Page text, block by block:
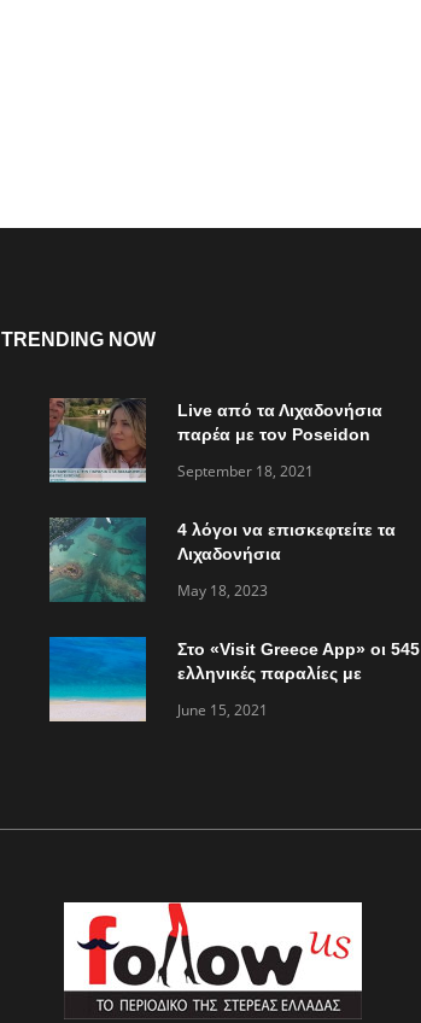
TRENDING NOW
Live από τα Λιχαδονήσια
παρέα με τον Poseidon
συμβαίνει”
September 18, 2021
4 λόγοι να επισκεφτείτε τα
Λιχαδονήσια
May 18, 2023
Στο «Visit Greece App» οι 545
ελληνικές παραλίες με
June 15, 2021